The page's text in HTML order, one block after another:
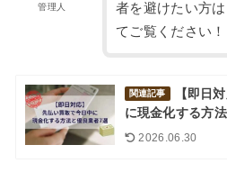
管理人
者を避けたい方
てご覧ください！
関連記事
【即日
に現金化する方
2026.06.30